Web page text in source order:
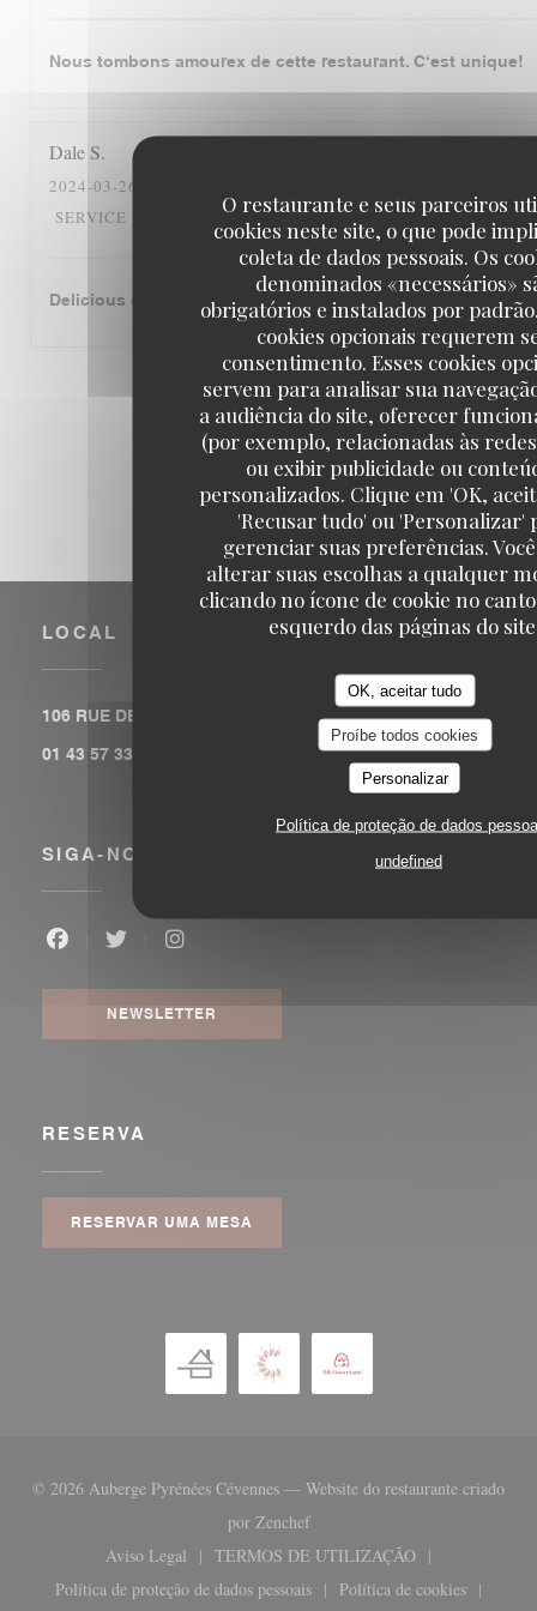
O restaurante e seus parceiros
cookies neste site, o que pode
coleta de dados pessoais. Os
denominados «necessários»
obrigatórios e instalados por
cookies opcionais requerem
consentimento. Esses cookies
servem para analisar sua
a audiência do site, oferecer
(por exemplo, relacionadas às
ou exibir publicidade ou
personalizados. Clique em 'OK,
'Recusar tudo' ou 'Personalizar'
gerenciar suas preferências.
alterar suas escolhas a qualquer
clicando no ícone de cookie no
esquerdo das páginas do
OK, aceitar tudo
Proíbe todos cookies
Personalizar
Política de proteção de dados
undefined
Nous tombons amourex de cette restaurant. C‘est unique!
Dale S
2024-03-26
SERVICE
AMBIENCE: 5/5 MENU : 5/5 QUALITY_PRICE
Delicious cassoulet!
1 2 3
LOCAL
106 RUE DE LA FOLIE MERICOURT 75011 PARIS((abre
01 43 57 33 78
SIGA-NOS
NEWSLETTER
RESERVA
RESERVAR UMA MESA
© 2026 Auberge Pyrénées Cévennes — Website do restaurante criado
por Zenchef((abre numa nova janela))
Aviso Legal
((abre numa nova janela))
TERMOS DE UTILIZAÇÃO
((abre numa nova janela))
Política de proteção de dados pessoais
((abre numa nova janela))
Política de cookies
((abre numa